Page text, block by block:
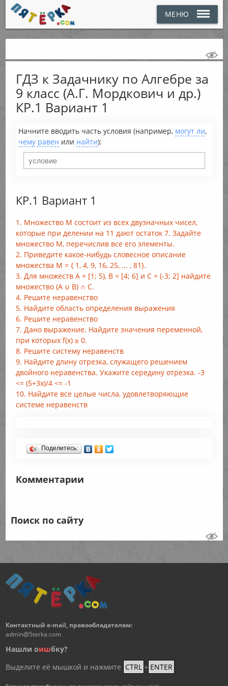
МЕНЮ
ГДЗ к Задачнику по Алгебре за
9 класс (А.Г. Мордкович и др.)
КР.1 Вариант 1
Начните вводить часть условия (например, могут ли,
чему равен или найти):
КР.1 Вариант 1
1. Множество М состоит из всех двузначных чисел,
которые при делении на 11 дают остаток 7. Задайте
множество М, перечислив все его элементы.
2. Приведите какое-нибудь словесное описание
множества М = { 1, 4, 9, 16, 25, ... , 81}.
3. Для множеств А = [1; 5), В = [4; 6] и С = (-3; 2] найдите
множество (A ∪ B) ∩ С.
4. Решите неравенство
5. Найдите область определения выражения
6. Решите неравенство
7. Дано выражение. Найдите значения переменной,
при которых f(x) ≥ 0.
8. Решите систему неравенств
9. Найдите длину отрезка, служащего решением
двойного неравенства. Укажите середину отрезка. -3
<= (5+3x)/4 <= -1
10. Найдите все целые числа, удовлетворяющие
системе неравенств
Поделитесь:
Комментарии
Поиск по сайту
Контактный e-mail, правообладателям:
admin@5terka.com
Нашли оишбку?
Выделите её мышкой и нажмите CTRL + ENTER